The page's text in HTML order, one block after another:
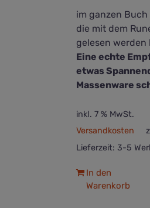
im ganzen
die mit dem
gelesen werden
Eine echte
etwas
Massenware
inkl. 7 % MwSt.
Versandkosten
Lieferzeit: 3-5
In den
Warenkorb